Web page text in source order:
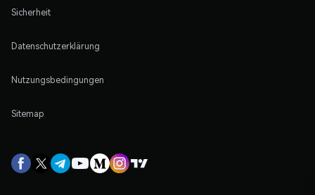
Sicherheit
Datenschutzerklärung
Nutzungsbedingungen
Sitemap